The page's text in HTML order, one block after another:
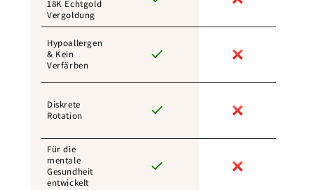
18K Echtgold
Vergoldung
Hypoallergen
& Kein
Verfärben
Diskrete
Rotation
Für die
mentale
Gesundheit
entwickelt